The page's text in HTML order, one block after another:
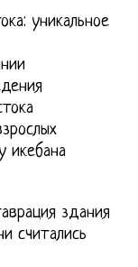
уникальное
икебана
здания
считались